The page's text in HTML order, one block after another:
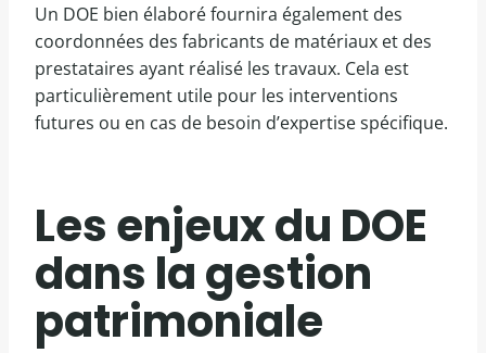
Un DOE bien élaboré fournira également des
coordonnées des fabricants de matériaux et des
prestataires ayant réalisé les travaux. Cela est
particulièrement utile pour les interventions
futures ou en cas de besoin d’expertise spécifique.
Les enjeux du DOE
dans la gestion
patrimoniale